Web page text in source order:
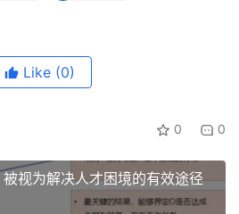
Like (0)
0 0
视为解决人才困境的有效途径​